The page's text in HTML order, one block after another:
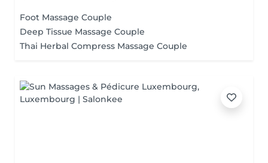
Foot Massage Couple
Deep Tissue Massage Couple
Thai Herbal Compress Massage Couple